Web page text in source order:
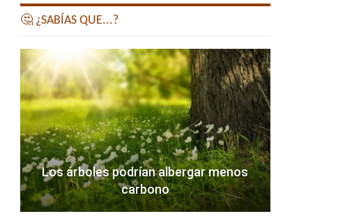
🤔 ¿SABÍAS QUE...?
Los árboles podrían albergar menos
carbono